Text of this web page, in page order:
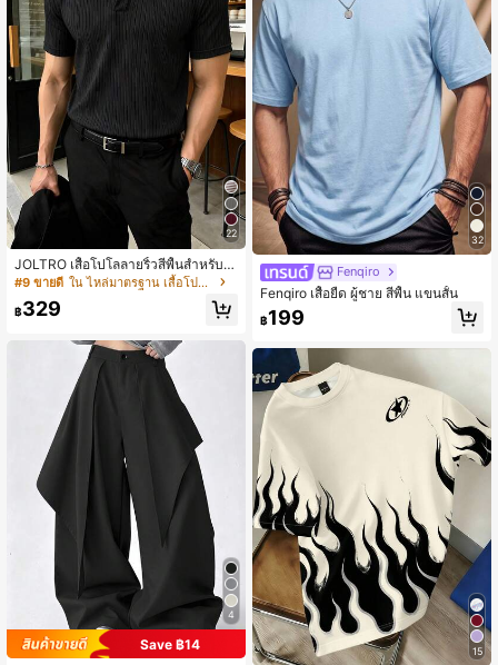
22
JOLTRO เสื้อโปโลลายริ้วสีพื้นสำหรับผู้
ชาย, แบบทางการ
#9 ขายดี ใน ไหล่มาตรฐาน เสื้อโปโลผู้ชาย
฿329
4
Save ฿14
32
Fenqiro
Fenqiro เสื้อยืด ผู้ชาย สีพื้น แขนสั้น
฿199
15